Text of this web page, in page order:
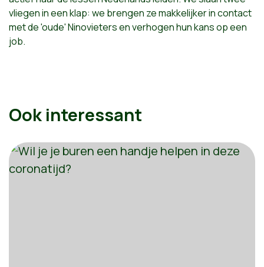
vliegen in een klap: we brengen ze makkelijker in contact
met de 'oude' Ninovieters en verhogen hun kans op een
job.
Ook interessant